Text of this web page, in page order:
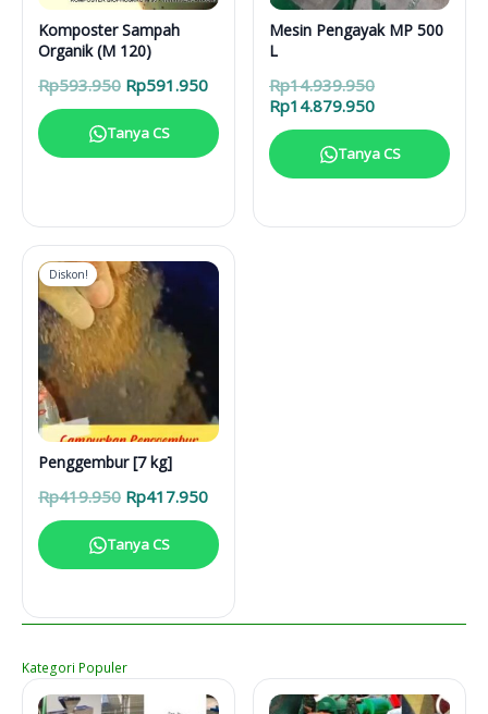
Komposter Sampah
Organik (M 120)
Rp593.950 Harga
aslinya
adalah:
Rp593.950.
Rp591.950Harga
ini
adalah:
Rp591.950.
Tanya CS
Mesin Pengayak MP 500
L
Rp14.939.950Harga
aslinya
adalah:
Rp14.939.950.
Rp14.879.950Harga
saat
ini
Tanya CS
Diskon!
Penggembur [7 kg]
Rp419.950 Harga
aslinya
adalah:
Rp419.950.
Rp417.950Harga
ini
adalah:
Tanya CS
Kategori Populer